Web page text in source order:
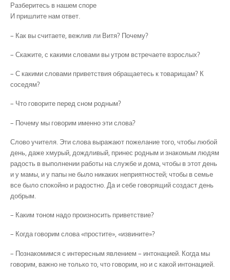
Разберитесь в нашем споре
И пришлите нам ответ.
– Как вы считаете, вежлив ли Витя? Почему?
– Скажите, с какими словами вы утром встречаете взрослых?
– С какими словами приветствия обращаетесь к товарищам? К
соседям?
– Что говорите перед сном родным?
– Почему мы говорим именно эти слова?
Слово учителя. Эти слова выражают пожелание того, чтобы любой
день, даже хмурый, дождливый, принес родным и знакомым людям
радость в выполнении работы на службе и дома, чтобы в этот день
и у мамы, и у папы не было никаких неприятностей; чтобы в семье
все было спокойно и радостно. Да и себе говорящий создаст день
добрым.
– Каким тоном надо произносить приветствие?
– Когда говорим слова «простите», «извините»?
– Познакомимся с интересным явлением – интонацией. Когда мы
говорим, важно не только то, что говорим, но и с какой интонацией.